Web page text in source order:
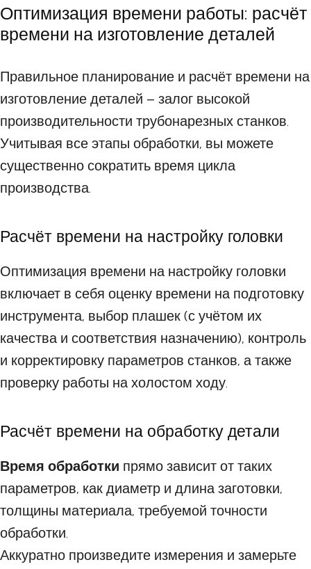
Оптимизация времени работы: расчёт
времени на изготовление деталей
Правильное планирование и расчёт времени на
изготовление деталей – залог высокой
производительности трубонарезных станков.
Учитывая все этапы обработки, вы можете
существенно сократить время цикла
производства.
Расчёт времени на настройку головки
Оптимизация времени на настройку головки
включает в себя оценку времени на подготовку
инструмента, выбор плашек (с учётом их
качества и соответствия назначению), контроль
и корректировку параметров станков, а также
проверку работы на холостом ходу.
Расчёт времени на обработку детали
Время обработки прямо зависит от таких
параметров, как диаметр и длина заготовки,
толщины материала, требуемой точности
обработки.
Аккуратно произведите измерения и замерьте